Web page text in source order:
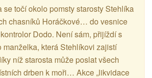
se točí okolo pomsty starosty Stehlíka
chasníků Horáčkové… do vesnice
Dodo. Není sám, přijíždí s
manželka, která Stehlíkovi zajistí
níž starosta může poslat všech
drben k moři… Akce „likvidace